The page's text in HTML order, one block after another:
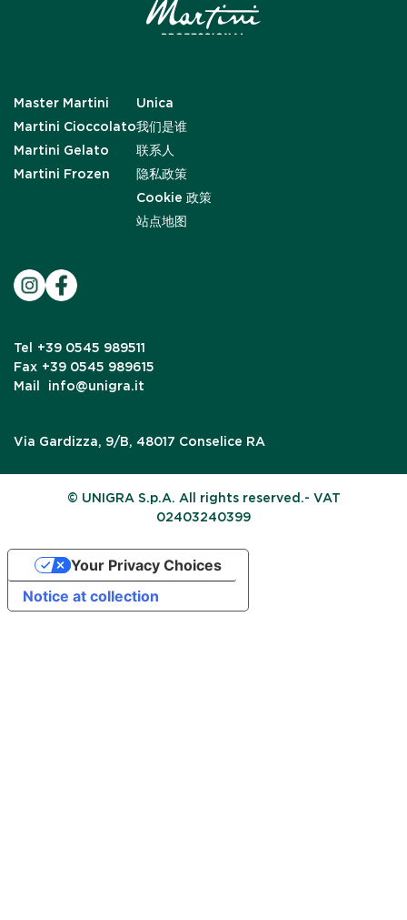
Master Martini
Martini Cioccolato
Martini Gelato
Martini Frozen
Unica
我们是谁
联系人
隐私政策
Cookie 政策
站点地图
Tel
+39 0545 989511
Fax +39 0545 989615
Mail
info@unigra.it
Via Gardizza, 9/B, 48017 Conselice RA
© UNIGRA S.p.A. All rights reserved.- VAT
02403240399
Notice at collection
Your Privacy Choices